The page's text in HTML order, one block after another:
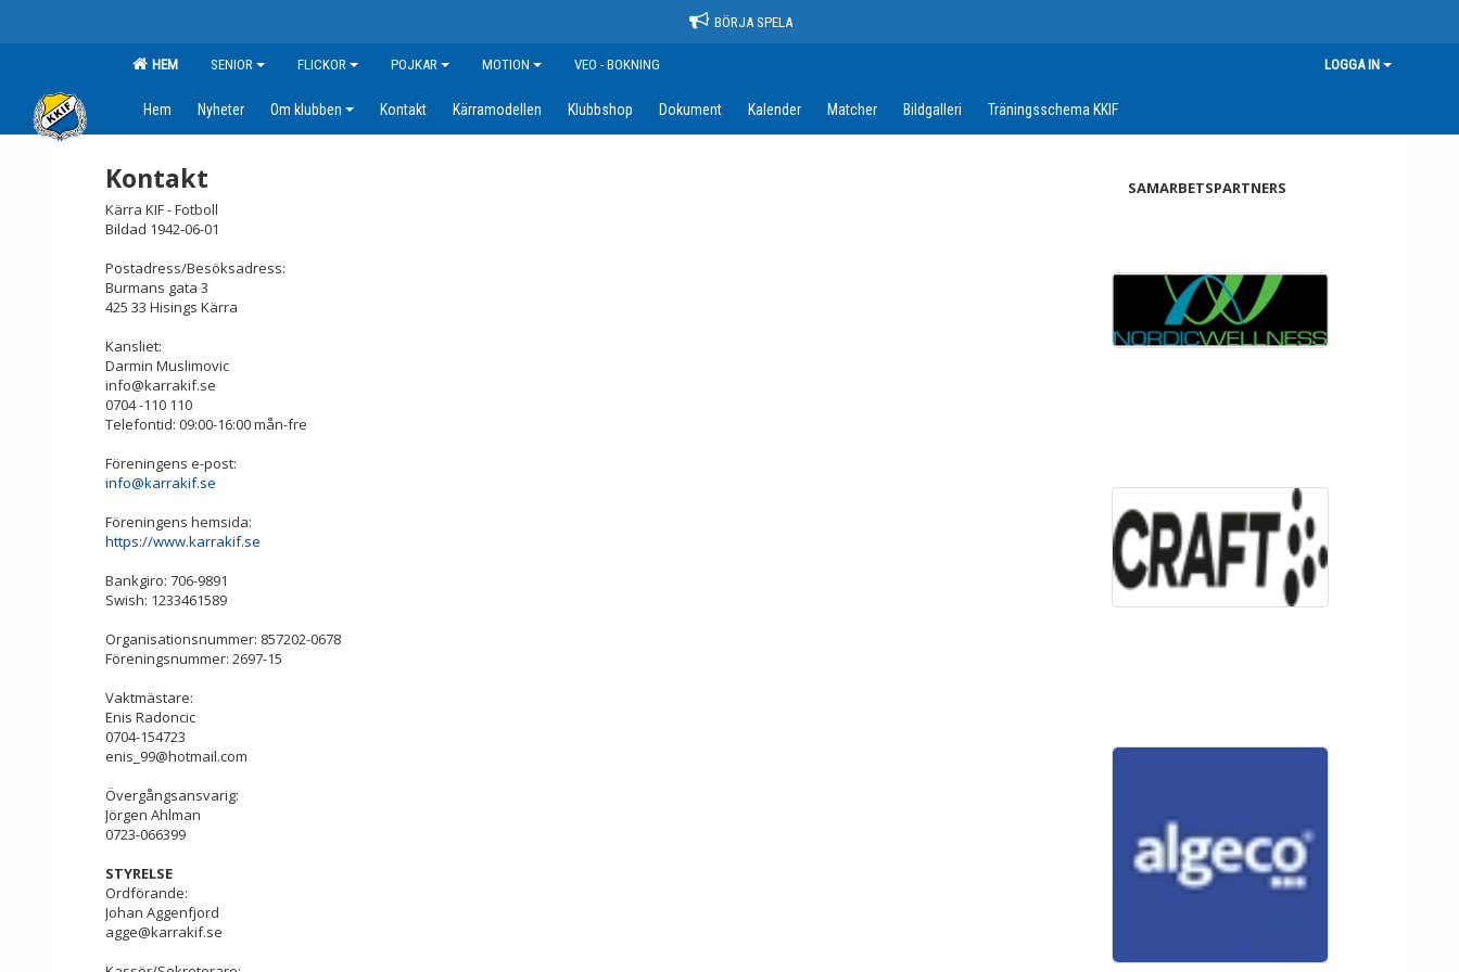
BÖRJA SPELA
HEM SENIOR FLICKOR POJKAR MOTION VEO - BOKNING LOGGA IN
Hem Nyheter Om klubben Kontakt Kärramodellen Klubbshop Dokument Kalender Matcher Bildgalleri Träningsschema KKIF
Kontakt
Kärra KIF - Fotboll
Bildad 1942-06-01
Postadress/Besöksadress:
Burmans gata 3
425 33 Hisings Kärra
Kansliet:
Darmin Muslimovic
info@karrakif.se
0704 -110 110
Telefontid: 09:00-16:00 mån-fre
Föreningens e-post:
info@karrakif.se
Föreningens hemsida:
https://www.karrakif.se
Bankgiro: 706-9891
Swish: 1233461589
Organisationsnummer: 857202-0678
Föreningsnummer: 2697-15
Vaktmästare:
Enis Radoncic
0704-154723
enis_99@hotmail.com
Övergångsansvarig:
Jörgen Ahlman
0723-066399
STYRELSE
Ordförande:
Johan Aggenfjord
agge@karrakif.se
SAMARBETSPARTNERS